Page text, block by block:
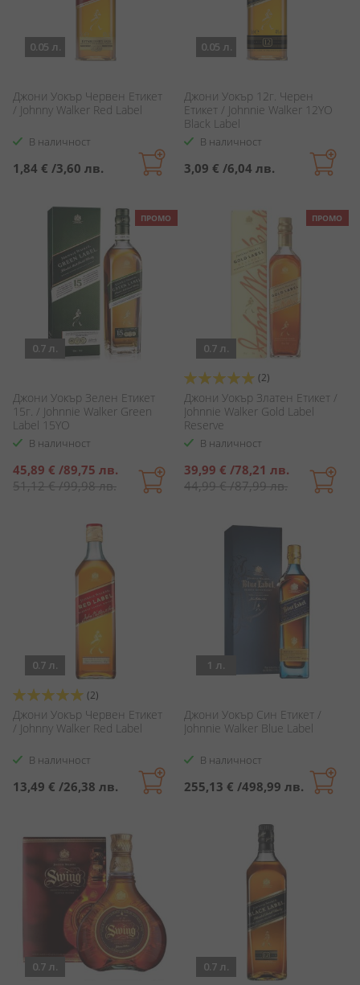
0.05 л.
Джони Уокър Червен Етикет
/ Johnny Walker Red Label
В наличност
1,84 € /3,60 лв.
0.05 л.
Джони Уокър 12г. Черен
Етикет / Johnnie Walker 12YO
Black Label
В наличност
3,09 € /6,04 лв.
ПРОМО
0.7 л.
Джони Уокър Зелен Етикет
15г. / Johnnie Walker Green
Label 15YO
В наличност
Специална
цена
45,89 € /89,75 лв.
51,12 €/99,98 лв.
ПРОМО
0.7 л.
Оценка:
100%
(2)
Джони Уокър Златен Етикет /
Johnnie Walker Gold Label
Reserve
В наличност
Специална
цена
39,99 € /78,21 лв.
44,99 €/87,99 лв.
0.7 л.
Оценка:
100%
(2)
Джони Уокър Червен Етикет
/ Johnny Walker Red Label
В наличност
13,49 € /26,38 лв.
1 л.
Джони Уокър Син Етикет /
Johnnie Walker Blue Label
В наличност
255,13 € /498,99 лв.
0.7 л. 0.7 л.